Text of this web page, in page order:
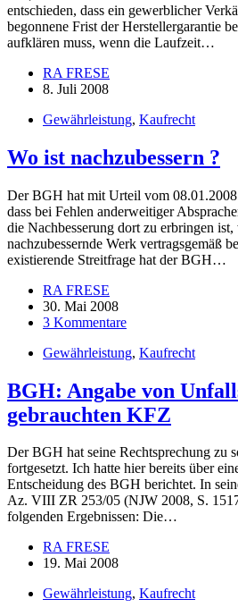
entschieden, dass ein gewerblicher
begonnene Frist der Herstellergarantie
aufklären muss, wenn die Laufzeit…
RA FRESE
8. Juli 2008
Gewährleistung, Kaufrecht
Wo ist nachzubessern ?
Der BGH hat mit Urteil vom
dass bei Fehlen anderweitiger
die Nachbesserung dort zu erbringen ist,
nachzubessernde Werk vertragsgemäß
existierende Streitfrage hat der BGH…
RA FRESE
30. Mai 2008
3 Kommentare
Gewährleistung, Kaufrecht
BGH: Angabe von
gebrauchten KFZ
Der BGH hat seine Rechtsprechung zu
fortgesetzt. Ich hatte hier bereits über
Entscheidung des BGH berichtet. In
Az. VIII ZR 253/05 (NJW 2008, S.
folgenden Ergebnissen: Die…
RA FRESE
19. Mai 2008
Gewährleistung, Kaufrecht